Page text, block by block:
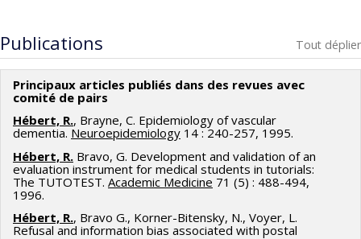
centres d'excellence
Co-chercheurs :
Antoine Boivin,Philippe Karazivan,Réjean Hébert,Luigi
Flora
, Nicolas Fernandez , Philip (Sacha) Ghadiri Djahanchah
Sources de financement :
santé du Canada , Conseil québécois d'agrément ,
MSSS/Ministère de la Santé et des Services sociaux ,
Agrément Canada
Programmes de subvention :PVXXXXXX-Stratégie de
recherche axée sur le patient (SRAP) , , ,
Publications Tout déplier
Principaux articles publiés dans des revues avec
comité de pairs
Hébert, R., Brayne, C. Epidemiology of vascular
dementia. Neuroepidemiology 14 : 240-257, 1995.
Hébert, R. Bravo, G. Development and validation of an
evaluation instrument for medical students in tutorials:
The TUTOTEST. Academic Medicine 71 (5) : 488-494,
1996.
Hébert, R., Bravo G., Korner-Bitensky, N., Voyer, L.
Refusal and information bias associated with postal